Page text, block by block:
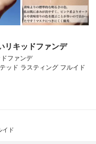
リキッドファンデ
ファンデ
ド ラスティング フルイド
イド